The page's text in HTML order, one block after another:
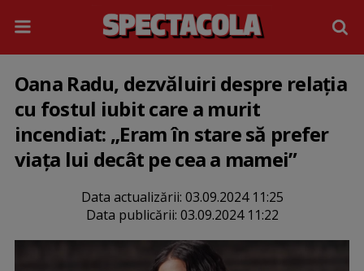
Oana Radu, dezvăluiri despre relația
cu fostul iubit care a murit
incendiat: „Eram în stare să prefer
viața lui decât pe cea a mamei”
Data actualizării: 03.09.2024 11:25
Data publicării: 03.09.2024 11:22